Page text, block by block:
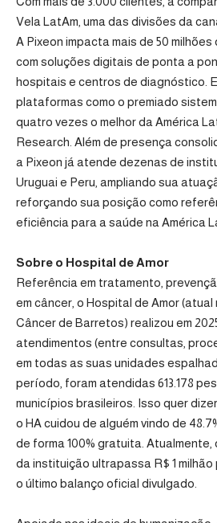
Vela LatAm, uma das divisões da
A Pixeon impacta mais de 50
com soluções digitais de ponta a
hospitais e centros de diagnóstico.
plataformas como o premiado
quatro vezes o melhor da América
Research. Além de presença
a Pixeon já atende dezenas de
Uruguai e Peru, ampliando sua
reforçando sua posição como
eficiência para a saúde na América
Sobre o Hospital de Amor
Referência em tratamento,
em câncer, o Hospital de Amor
Câncer de Barretos) realizou em
atendimentos (entre consultas,
em todas as suas unidades
período, foram atendidas 613.178
municípios brasileiros. Isso quer
o HA cuidou de alguém vindo de
de forma 100% gratuita.
da instituição ultrapassa R$ 1
o último balanço oficial divulgado.